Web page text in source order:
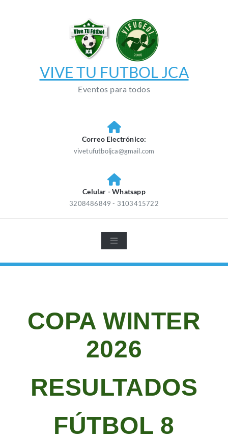
VIVE TU FUTBOL JCA
Eventos para todos
Correo Electrónico:
vivetufutboljca@gmail.com
Celular - Whatsapp
3208486849 - 3103415722
COPA WINTER
2026
RESULTADOS
FÚTBOL 8